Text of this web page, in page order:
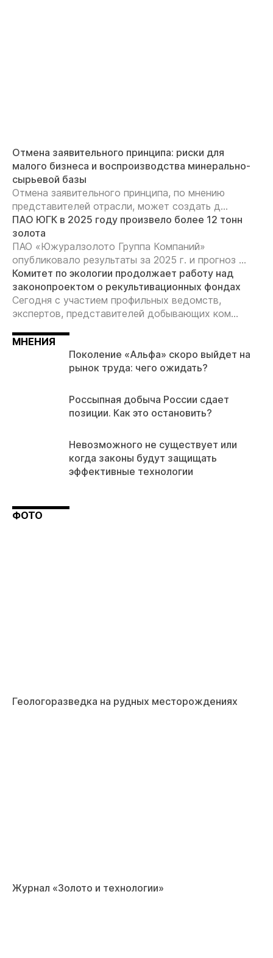
Отмена заявительного принципа: риски для
малого бизнеса и воспроизводства минерально-
сырьевой базы
Отмена заявительного принципа, по мнению
представителей отрасли, может создать д...
ПАО ЮГК в 2025 году произвело более 12 тонн
золота
ПАО «Южуралзолото Группа Компаний»
опубликовало результаты за 2025 г. и прогноз ...
Комитет по экологии продолжает работу над
законопроектом о рекультивационных фондах
Сегодня с участием профильных ведомств,
экспертов, представителей добывающих ком...
МНЕНИЯ
Поколение «Альфа» скоро выйдет на
рынок труда: чего ожидать?
Россыпная добыча России сдает
позиции. Как это остановить?
Невозможного не существует или
когда законы будут защищать
эффективные технологии
ФОТО
Геологоразведка на рудных месторождениях
Журнал «Золото и технологии»